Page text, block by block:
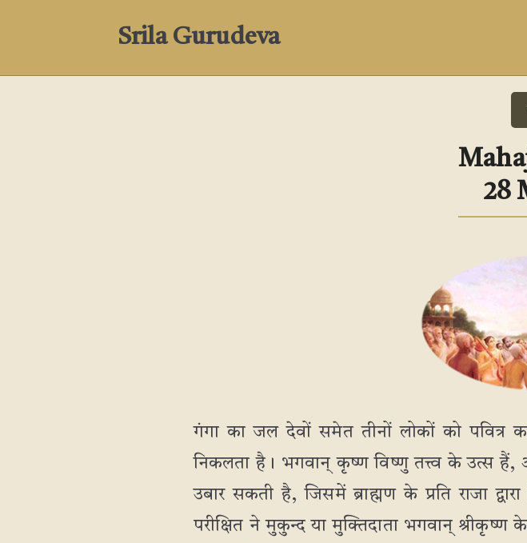
Srila Gurudeva
28
गंगा का जल देवों समेत तीनों लोकों को
निकलता है। भगवान् कृष्ण विष्णु तत्त्व के उत्स
उबार सकती है, जिसमें ब्राह्मण के प्रति राजा
परीक्षित ने मुकुन्द या मुक्तिदाता भगवान्